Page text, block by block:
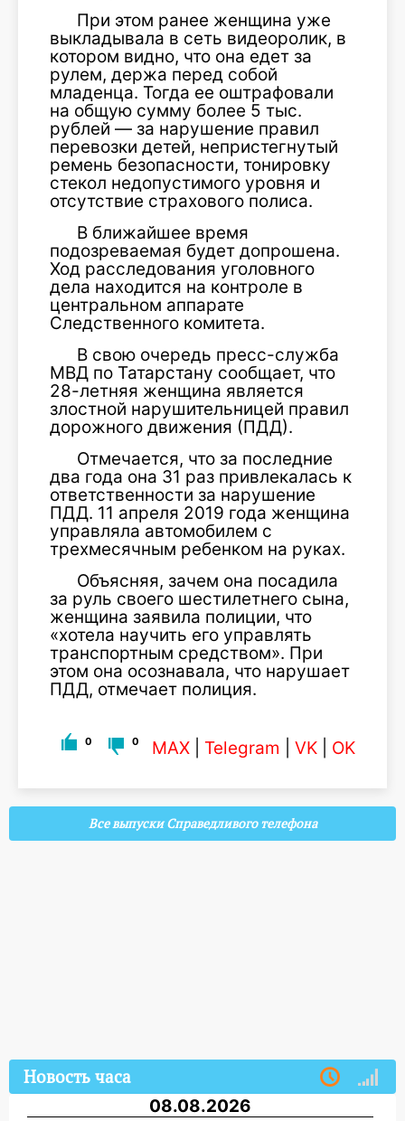
При этом ранее женщина уже
выкладывала в сеть видеоролик, в
котором видно, что она едет за
рулем, держа перед собой
младенца. Тогда ее оштрафовали
на общую сумму более 5 тыс.
рублей — за нарушение правил
перевозки детей, непристегнутый
ремень безопасности, тонировку
стекол недопустимого уровня и
отсутствие страхового полиса.
В ближайшее время
подозреваемая будет допрошена.
Ход расследования уголовного
дела находится на контроле в
центральном аппарате
Следственного комитета.
В свою очередь пресс-служба
МВД по Татарстану сообщает, что
28-летняя женщина является
злостной нарушительницей правил
дорожного движения (ПДД).
Отмечается, что за последние
два года она 31 раз привлекалась к
ответственности за нарушение
ПДД. 11 апреля 2019 года женщина
управляла автомобилем с
трехмесячным ребенком на руках.
Объясняя, зачем она посадила
за руль своего шестилетнего сына,
женщина заявила полиции, что
«хотела научить его управлять
транспортным средством». При
этом она осознавала, что нарушает
ПДД, отмечает полиция.
0 0 MAX Telegram VK OK
Все выпуски Справедливого телефона
Новость часа
08.08.2026